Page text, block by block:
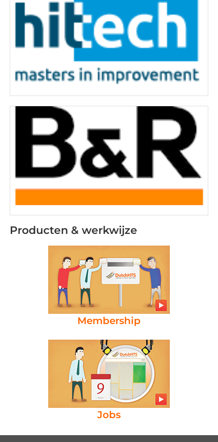
Producten & werkwijze
Membership
Jobs